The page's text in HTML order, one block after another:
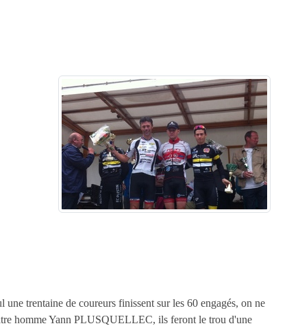
trentaine de coureurs finissent sur les 60 engagés, on ne
homme Yann PLUSQUELLEC, ils feront le trou d'une